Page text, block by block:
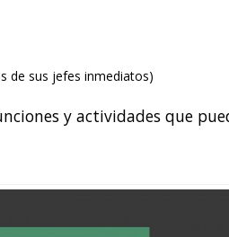
de sus jefes inmediatos)
y actividades que